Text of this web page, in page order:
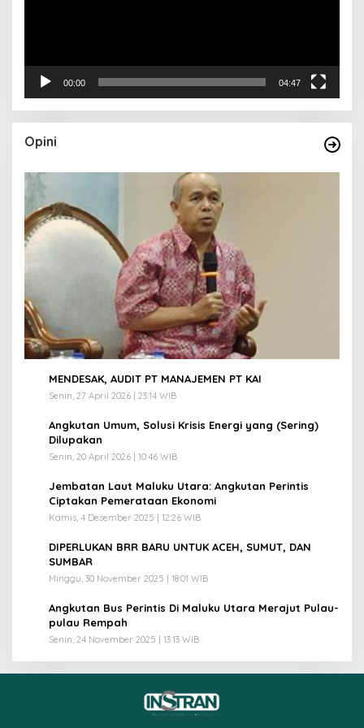
00:00 04:47
Opini
MENDESAK, AUDIT PT MANAJEMEN PT KAI
Senin, 27 April 2026 | 23:14 WIB
Angkutan Umum, Solusi Krisis Energi yang (Sering)
Dilupakan
Senin, 20 April 2026 | 10:46 WIB
Jembatan Laut Maluku Utara: Angkutan Perintis
Ciptakan Pemerataan Ekonomi
Kamis, 4 Desember 2025 | 12:26 WIB
DIPERLUKAN BRR BARU UNTUK ACEH, SUMUT, DAN
SUMBAR
Minggu, 30 November 2025 | 18:01 WIB
Angkutan Bus Perintis Di Maluku Utara Merajut Pulau-
pulau Rempah
Senin, 24 November 2025 | 13:13 WIB